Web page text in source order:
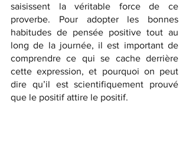
saisissent la véritable force de ce
proverbe. Pour adopter les bonnes
habitudes de pensée positive tout au
long de la journée, il est important de
comprendre ce qui se cache derrière
cette expression, et pourquoi on peut
dire qu’il est scientifiquement prouvé
que le positif attire le positif.